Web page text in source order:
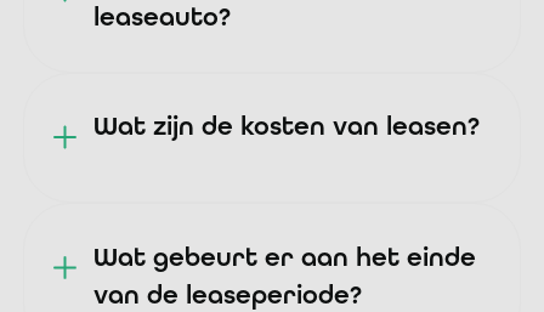
leaseauto?
Wat zijn de kosten van leasen?
Wat gebeurt er aan het einde
van de leaseperiode?